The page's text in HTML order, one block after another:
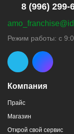
Компания
Прайс
Магазин
Открой свой сервис
8 (996) 299-
Режим работы: с